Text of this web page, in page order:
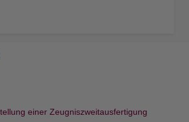
einer Zeugniszweitausfertigung